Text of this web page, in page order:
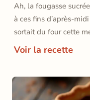
Ah, la fougasse
à ces fins d’après-
sortait du four cette
Voir la recette